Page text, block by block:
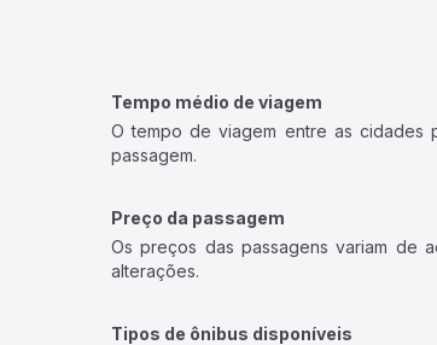
Tempo médio de viagem
O tempo de viagem entre as cidades
passagem.
Preço da passagem
Os preços das passagens variam de
alterações.
Tipos de ônibus disponíveis